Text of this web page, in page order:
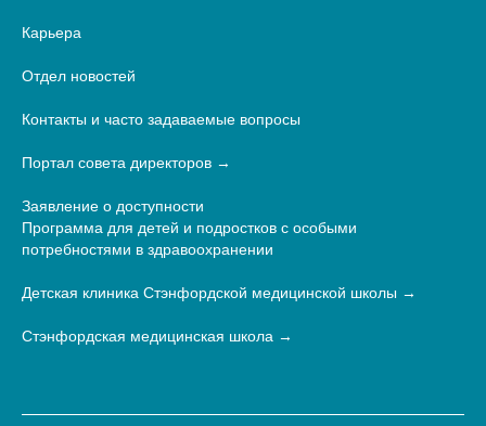
Карьера
Отдел новостей
Контакты и часто задаваемые вопросы
Портал совета директоров
Заявление о доступности
Программа для детей и подростков с особыми
потребностями в здравоохранении
Детская клиника Стэнфордской медицинской школы
Стэнфордская медицинская школа